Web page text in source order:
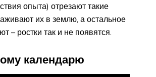
опыта) отрезают такие
их в землю, а остальное
– ростки так и не появятся.
календарю